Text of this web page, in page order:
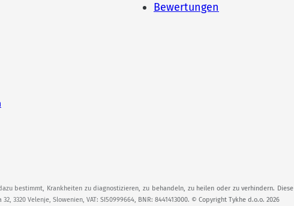
Bewertungen
bestimmt, Krankheiten zu diagnostizieren, zu behandeln, zu heilen oder zu verhindern. Diese
3320 Velenje, Slowenien, VAT: SI50999664, BNR: 8441413000. © Copyright Tykhe d.o.o. 2026